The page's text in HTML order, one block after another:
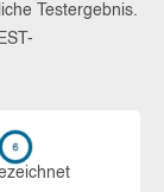
Testergebnis.